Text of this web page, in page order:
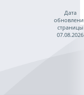
Дата
страницы
07.08.2026